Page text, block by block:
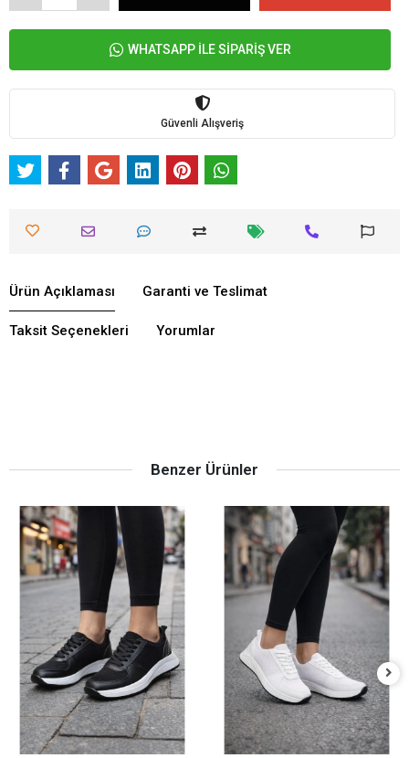
WHATSAPP İLE SİPARİŞ VER
Güvenli Alışveriş
Ürün Açıklaması Garanti ve Teslimat
Taksit Seçenekleri Yorumlar
Benzer Ürünler